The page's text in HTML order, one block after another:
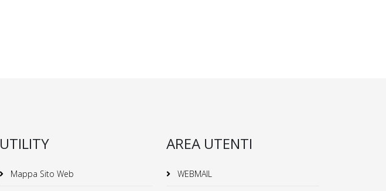
UTILITY
Mappa Sito Web
AREA UTENTI
WEBMAIL